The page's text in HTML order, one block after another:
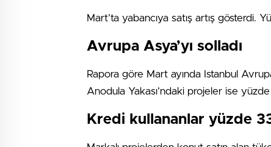
Mart’ta yabancıya satış artış gösterdi.
Avrupa Asya’yı solladı
Rapora göre Mart ayında Istanbul
Anodula Yakası’ndaki projeler ise
Kredi kullananlar yüzde